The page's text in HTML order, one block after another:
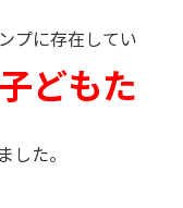
プに存在してい
どもた
した。